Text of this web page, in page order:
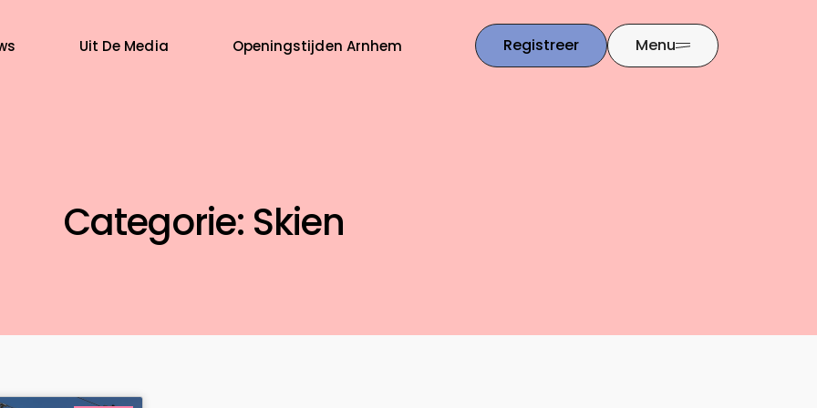
Uit De Media Openingstijden Arnhem Registreer Menu
Categorie: Skien